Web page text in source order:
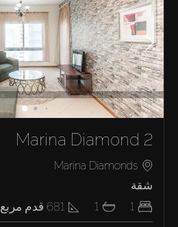
Marina Diamond 2
Marina Diamonds
شقة
1
1
681 قدم مربع